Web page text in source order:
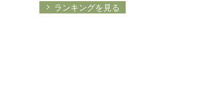
ランキングを見る